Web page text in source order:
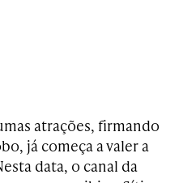
atrações, firmando
já começa a valer a
data, o canal da